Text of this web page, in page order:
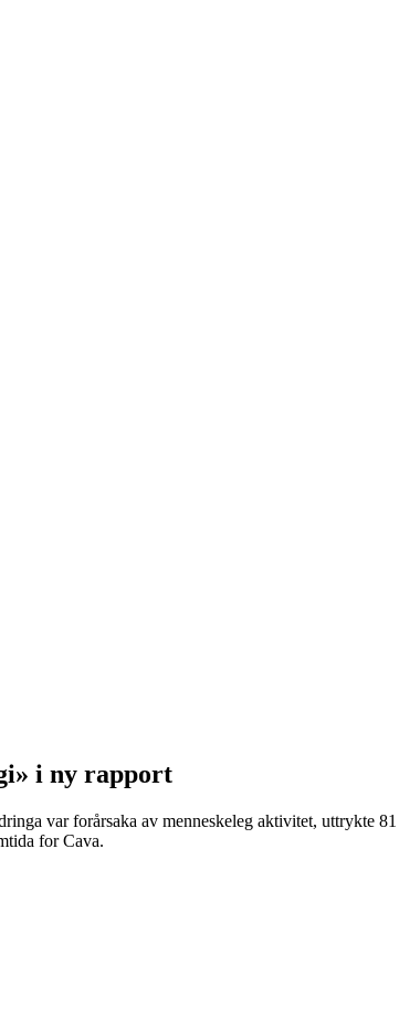
i ny rapport
var forårsaka av menneskeleg aktivitet, uttrykte
for Cava.